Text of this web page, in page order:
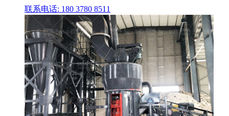
联系电话: 180 3780 8511